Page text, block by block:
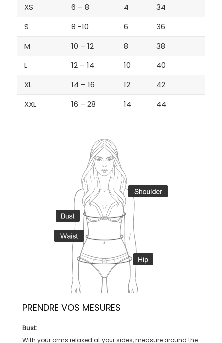
XS
6 – 8 4
34
S
8 -10 6
36
M
10 – 12 8
38
L
12 – 14 10
40
XL
14 – 16 12
42
XXL
16 – 28 14 44
PRENDRE VOS MESURES
Bust:
With your arms relaxed at your sides, measure around the